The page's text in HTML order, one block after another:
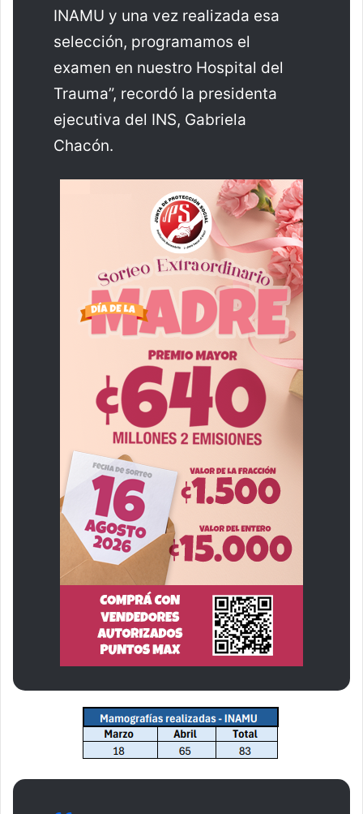
INAMU y una vez realizada esa
selección, programamos el
examen en nuestro Hospital del
Trauma”, recordó la presidenta
ejecutiva del INS, Gabriela
Chacón.